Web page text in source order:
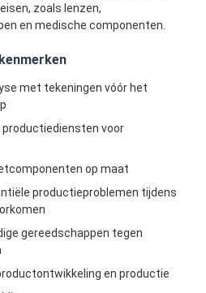
zoals lenzen,
en medische componenten.
met tekeningen vóór het
productiediensten voor
op maat
productieproblemen tijdens
gereedschappen tegen
en productie